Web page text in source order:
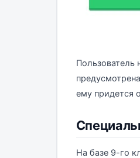
Пользователь
ему придется
На базе 9-го